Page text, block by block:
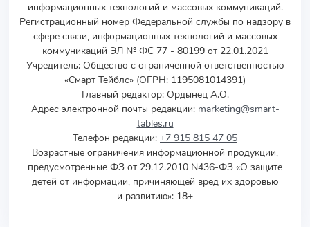
информационных технологий и массовых коммуникаций.
Регистрационный номер Федеральной службы по надзору в
сфере связи, информационных технологий и массовых
коммуникаций ЭЛ № ФС 77 - 80199 от 22.01.2021
Учредитель: Общество с ограниченной ответственностью
«Смарт Тейблс» (ОГРН: 1195081014391)
Главный редактор: Ордынец А.О.
Адрес электронной почты редакции: marketing@smart-
tables.ru
Телефон редакции: +7 915 815 47 05
Возрастные ограничения информационной продукции,
предусмотренные ФЗ от 29.12.2010 N436-ФЗ «О защите
детей от информации, причиняющей вред их здоровью
и развитию»: 18+